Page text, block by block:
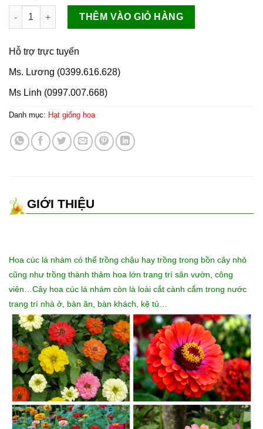
Hạt giống cúc lá nhám 100gr số lượng
THÊM VÀO GIỎ HÀNG
Hỗ trợ trực tuyến
Ms. Lương (0399.616.628)
Ms Linh (0997.007.668)
Danh mục: Hạt giống hoa
GIỚI THIỆU
Hoa cúc lá nhám có thể trồng chậu hay trồng trong bồn cây nhỏ
cũng như trồng thành thảm hoa lớn trang trí sân vườn, công
viên…Cây hoa cúc lá nhám còn là loài cắt cành cắm trong nước
trang trí nhà ở, bàn ăn, bàn khách, kệ tủ…